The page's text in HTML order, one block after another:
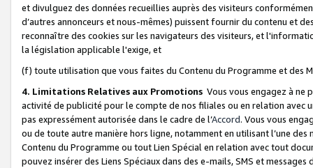
et divulguez des données recueillies auprès des visiteurs
d’autres annonceurs et nous-mêmes) puissent fournir du contenu et
reconnaître des cookies sur les navigateurs des visiteurs, et
la législation applicable l'exige, et
(f) toute utilisation que vous faites du Contenu du Programme et des
4. Limitations Relatives aux Promotions Vous vous engagez à ne
activité de publicité pour le compte de nos filiales ou en relation avec
pas expressément autorisée dans le cadre de l’Accord. Vous vous
ou de toute autre manière hors ligne, notamment en utilisant l’une
Contenu du Programme ou tout Lien Spécial en relation avec tout
pouvez insérer des Liens Spéciaux dans des e-mails, SMS et